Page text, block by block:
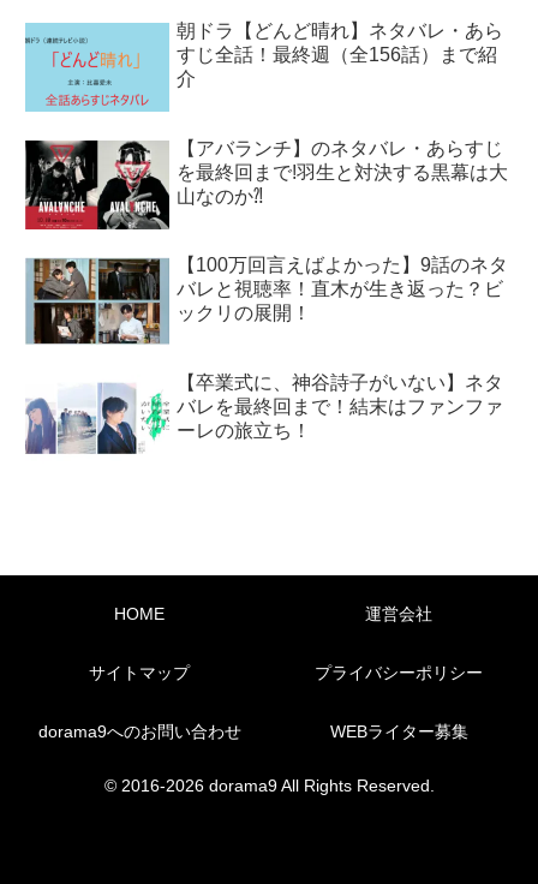
朝ドラ【どんど晴れ】ネタバレ・あら
すじ全話！最終週（全156話）まで紹
介
【アバランチ】のネタバレ・あらすじ
を最終回まで!羽生と対決する黒幕は大
山なのか⁈
【100万回言えばよかった】9話のネタ
バレと視聴率！直木が生き返った？ビ
ックリの展開！
【卒業式に、神谷詩子がいない】ネタ
バレを最終回まで！結末はファンファ
ーレの旅立ち！
HOME 運営会社
サイトマップ プライバシーポリシー
dorama9へのお問い合わせ WEBライター募集
© 2016-2026 dorama9 All Rights Reserved.